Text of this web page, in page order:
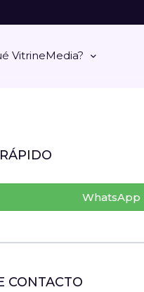
VitrineMedia?
WhatsApp
CONTACTO